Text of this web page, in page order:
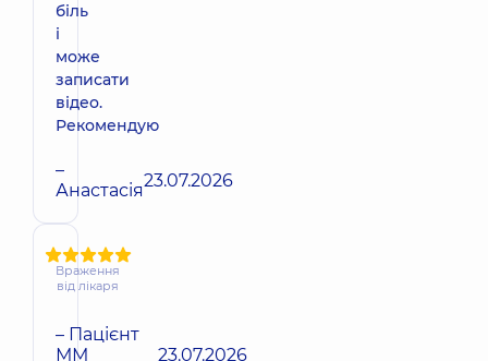
біль
і
може
записати
відео.
Рекомендую
–
Анастасія23.07.2026
Враження
від лікаря
– Пацієнт
ММ
23.07.2026